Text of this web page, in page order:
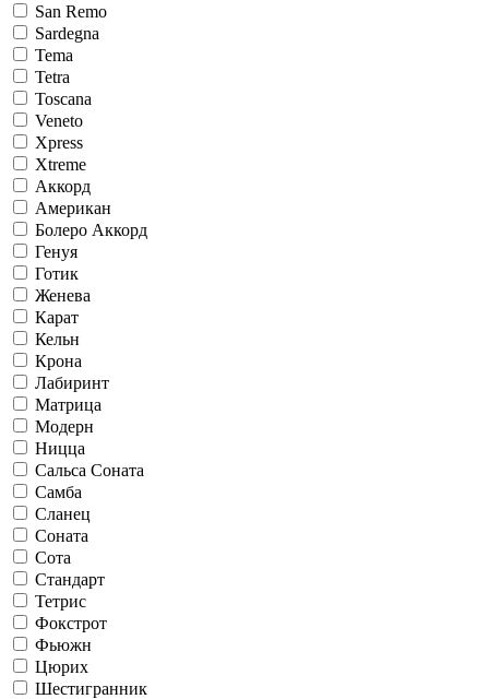
San Remo
Sardegna
Tema
Tetra
Toscana
Veneto
Xpress
Xtreme
Аккорд
Американ
Болеро Аккорд
Генуя
Готик
Женева
Карат
Кельн
Крона
Лабиринт
Матрица
Модерн
Ницца
Сальса Соната
Самба
Сланец
Соната
Сота
Стандарт
Тетрис
Фокстрот
Фьюжн
Цюрих
Шестигранник